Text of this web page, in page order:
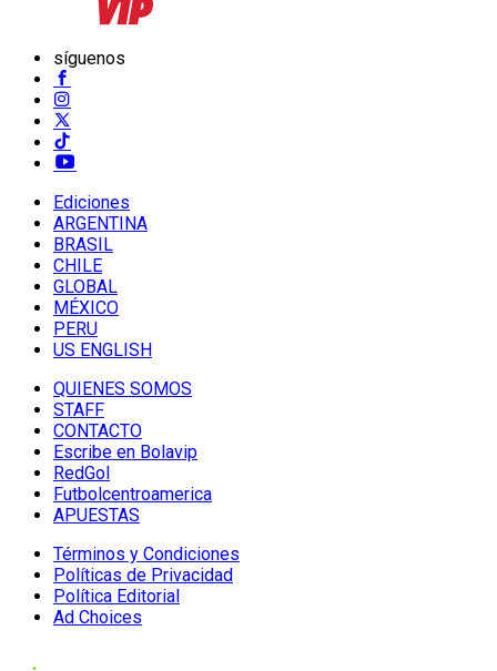
síguenos
Ediciones
ARGENTINA
BRASIL
CHILE
GLOBAL
MÉXICO
PERU
US ENGLISH
QUIENES SOMOS
STAFF
CONTACTO
Escribe en Bolavip
RedGol
Futbolcentroamerica
APUESTAS
Términos y Condiciones
Políticas de Privacidad
Política Editorial
Ad Choices